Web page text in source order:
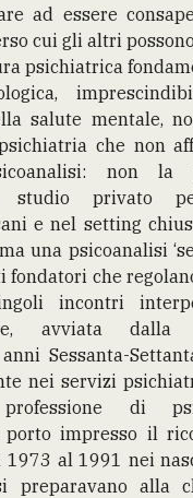
ad essere
cui gli altri
psichiatrica
salute mentale,
che non
non la
studio privato
e nel setting
una psicoanalisi
fondatori che
incontri
avviata dalla
Sessanta-
nei servizi
di
porto impresso il
1973 al 1991 nei
preparavano alla